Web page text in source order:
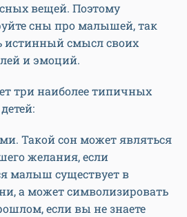
вещей. Поэтому
сны про малышей, так
истинный смысл своих
и эмоций.
три наиболее типичных
Такой сон может являться
желания, если
малыш существует в
а может символизировать
если вы не знаете